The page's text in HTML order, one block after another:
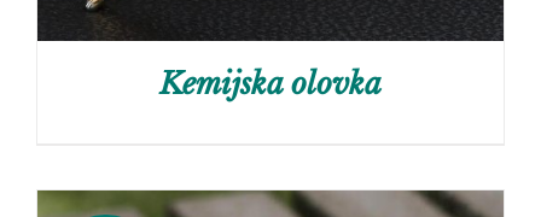
Kemijska olovka